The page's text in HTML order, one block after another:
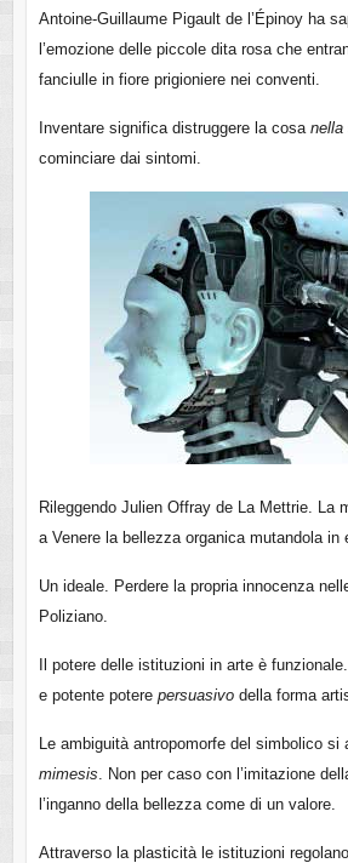
Antoine-Guillaume Pigault de l’Épinoy ha
l’emozione delle piccole dita rosa che
fanciulle in fiore prigioniere nei conventi.
Inventare significa distruggere la cosa nella
cominciare dai sintomi.
Rileggendo Julien Offray de La Mettrie. La
a Venere la bellezza organica mutandola in
Un ideale. Perdere la propria innocenza
Poliziano.
Il potere delle istituzioni in arte è
e potente potere persuasivodella forma
Le ambiguità antropomorfe del simbolico si
mimesis . Non per caso con l’imitazione
l’inganno della bellezza come di un valore.
Attraverso la plasticità le istituzioni